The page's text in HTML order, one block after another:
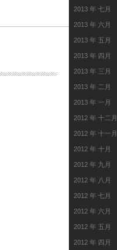
2013 年 七月
2013 年 六月
2013 年 五月
2013 年 四月
2013 年 三月
2013 年 二月
2013 年 一月
2012 年 十二月
2012 年 十一月
2012 年 十月
2012 年 九月
2012 年 八月
2012 年 七月
2012 年 六月
2012 年 五月
2012 年 四月